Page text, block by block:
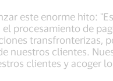
este enorme hito:
procesamiento de
transfronterizas,
nuestros clientes.
clientes y acoger